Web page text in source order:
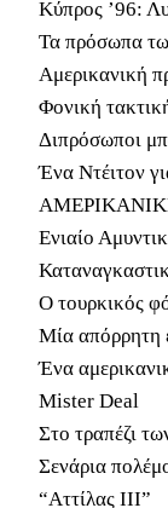
Κύπρος ’96:
Τα πρόσωπα
Αμερικανική
Φονική
Διπρόσωποι
Ένα Ντέιτον
Ενιαίο
Ο τουρκικός
Μία απόρρητη
Ένα
Mister Deal
Στο τραπέζι
Σενάρια
“Αττίλας III”